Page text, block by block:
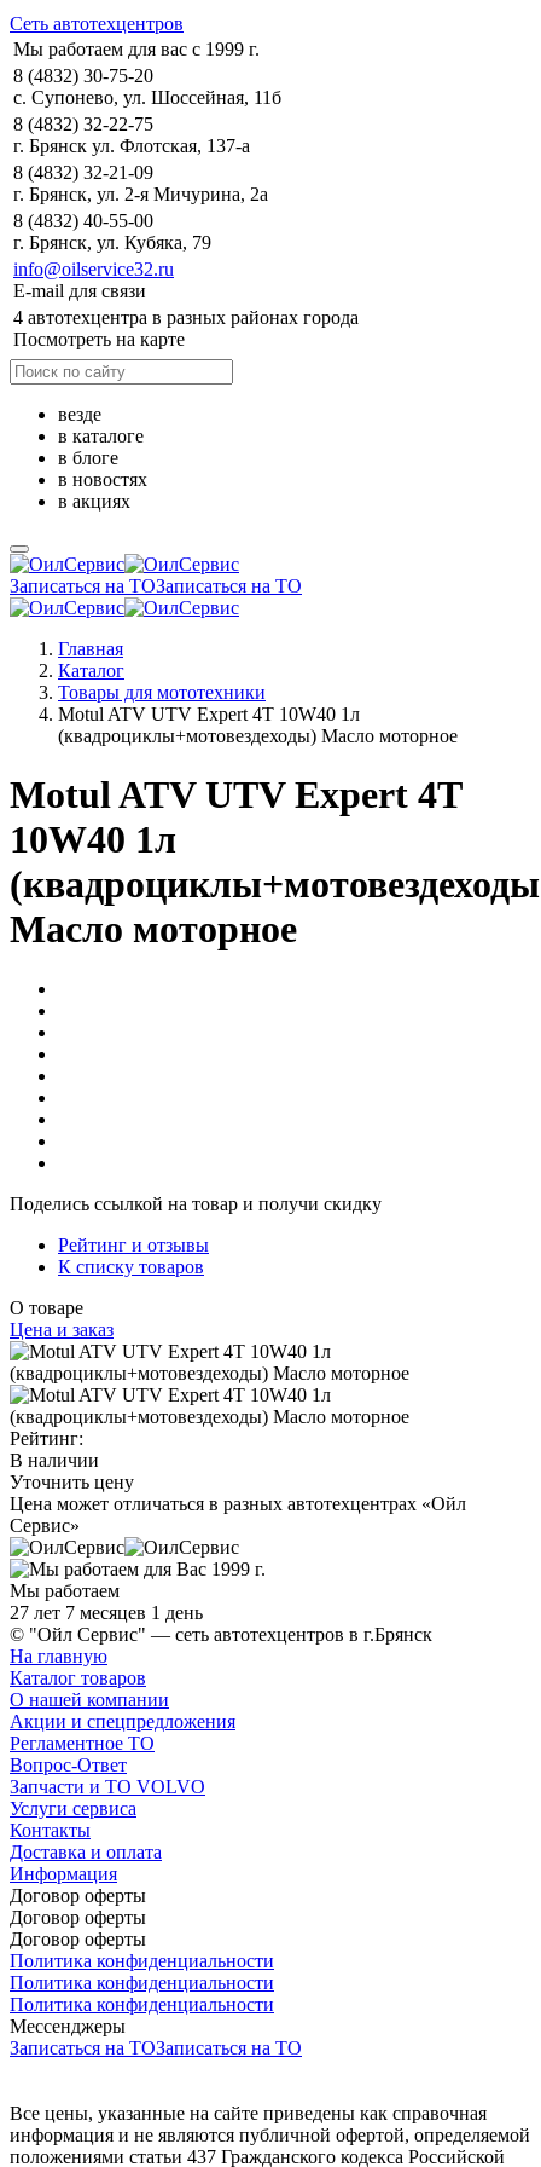
Сеть автотехцентров
Мы работаем для вас с 1999 г.
8 (4832) 30-75-20
с. Супонево, ул. Шоссейная, 11б
8 (4832) 32-22-75
г. Брянск ул. Флотская, 137-а
8 (4832) 32-21-09
г. Брянск, ул. 2-я Мичурина, 2а
8 (4832) 40-55-00
г. Брянск, ул. Кубяка, 79
info@oilservice32.ru
E-mail для связи
4 автотехцентра в разных районах города
Посмотреть на карте
везде
в каталоге
в блоге
в новостях
в акциях
Записаться на ТОЗаписаться на ТО
Главная
Каталог
Товары для мототехники
Motul ATV UTV Expert 4T 10W40 1л
(квадроциклы+мотовездеходы) Масло моторное
Motul ATV UTV Expert 4T
10W40 1л
Масло моторное
Поделись ссылкой на товар и получи скидку
Рейтинг и отзывы
К списку товаров
О товаре
Цена и заказ
Рейтинг:
В наличии
Уточнить цену
Цена может отличаться в разных автотехцентрах «Ойл
Сервис»
Мы работаем
27 лет 7 месяцев 1 день
© "Ойл Сервис" — сеть автотехцентров в г.Брянск
На главную
Каталог товаров
О нашей компании
Акции и спецпредложения
Регламентное ТО
Вопрос-Ответ
Запчасти и ТО VOLVO
Услуги сервиса
Контакты
Доставка и оплата
Информация
Договор оферты
Договор оферты
Договор оферты
Политика конфиденциальности
Политика конфиденциальности
Политика конфиденциальности
Мессенджеры
Записаться на ТОЗаписаться на ТО
Все цены, указанные на сайте приведены как справочная
информация и не являются публичной офертой, определяемой
положениями статьи 437 Гражданского кодекса Российской